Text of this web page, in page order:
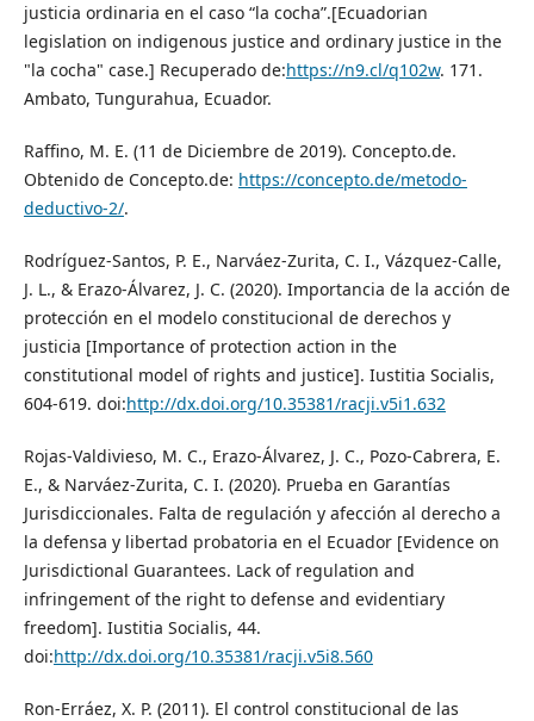
justicia ordinaria en el caso “la cocha”.[Ecuadorian
legislation on indigenous justice and ordinary justice in the
"la cocha" case.] Recuperado de:https://n9.cl/q102w. 171.
Ambato, Tungurahua, Ecuador.
Raffino, M. E. (11 de Diciembre de 2019). Concepto.de.
Obtenido de Concepto.de: https://concepto.de/metodo-
deductivo-2/.
Rodríguez-Santos, P. E., Narváez-Zurita, C. I., Vázquez-Calle,
J. L., & Erazo-Álvarez, J. C. (2020). Importancia de la acción de
protección en el modelo constitucional de derechos y
justicia [Importance of protection action in the
constitutional model of rights and justice]. Iustitia Socialis,
604-619. doi:http://dx.doi.org/10.35381/racji.v5i1.632
Rojas-Valdivieso, M. C., Erazo-Álvarez, J. C., Pozo-Cabrera, E.
E., & Narváez-Zurita, C. I. (2020). Prueba en Garantías
Jurisdiccionales. Falta de regulación y afección al derecho a
la defensa y libertad probatoria en el Ecuador [Evidence on
Jurisdictional Guarantees. Lack of regulation and
infringement of the right to defense and evidentiary
freedom]. Iustitia Socialis, 44.
doi:http://dx.doi.org/10.35381/racji.v5i8.560
Ron-Erráez, X. P. (2011). El control constitucional de las